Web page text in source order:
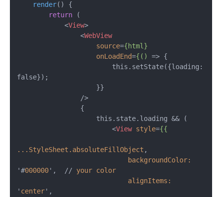
render( ) {
return (
<View>
<WebView
source={html}
onLoadEnd={() => {
false});
<View style={{
...StyleSheet.absoluteFillObject ,
backgroundColor:
'#000000',  // your color
alignItems:
' center',